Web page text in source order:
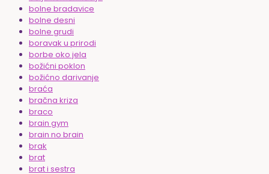
bolne bradavice
bolne desni
bolne grudi
boravak u prirodi
borbe oko jela
božićni poklon
božićno darivanje
braća
bračna kriza
braco
brain gym
brain no brain
brak
brat
brat i sestra